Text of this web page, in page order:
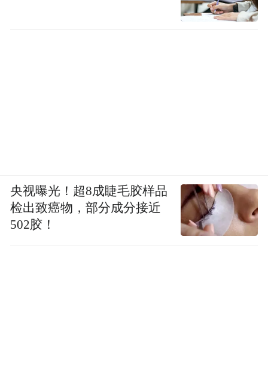
央视曝光！超8成睫毛胶样品
检出致癌物，部分成分接近
502胶！